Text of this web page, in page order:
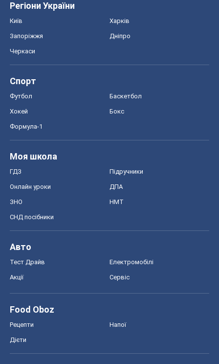
Регіони України
Київ Харків
Запоріжжя Дніпро
Черкаси
Спорт
Футбол Баскетбол
Хокей Бокс
Формула-1
Моя школа
ГДЗ Підручники
Онлайн уроки ДПА
ЗНО НМТ
СНД посібники
Авто
Тест Драйв Електромобілі
Акції Сервіс
Food Oboz
Рецепти Напої
Дієти